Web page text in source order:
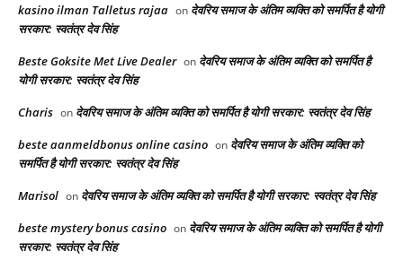
kasino ilman Talletus rajaa on देवरिय समाज के अंतिम व्यक्ति को समर्पित है योगी
सरकार: स्वतंत्र देव सिंह
Beste Goksite Met Live Dealer on देवरिय समाज के अंतिम व्यक्ति को समर्पित है
योगी सरकार: स्वतंत्र देव सिंह
Charis on देवरिय समाज के अंतिम व्यक्ति को समर्पित है योगी सरकार: स्वतंत्र देव सिंह
beste aanmeldbonus online casino on देवरिय समाज के अंतिम व्यक्ति को
समर्पित है योगी सरकार: स्वतंत्र देव सिंह
Marisol on देवरिय समाज के अंतिम व्यक्ति को समर्पित है योगी सरकार: स्वतंत्र देव सिंह
beste mystery bonus casino on देवरिय समाज के अंतिम व्यक्ति को समर्पित है योगी
सरकार: स्वतंत्र देव सिंह